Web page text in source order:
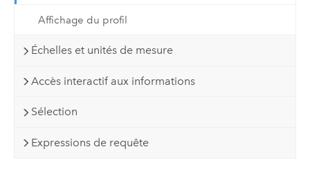
Affichage du profil
Échelles et unités de mesure
Accès interactif aux informations
Sélection
Expressions de requête